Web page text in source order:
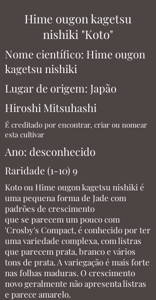
Hime ougon kagetsu
nishiki "Koto"
Nome científico: Hime ougon
kagetsu nishiki
Lugar de origem: Japão
Hiroshi Mitsuhashi
É creditado por encontrar, criar ou nomear
esta cultivar
Ano: desconhecido
Raridade (1-10) 9
Koto ou Hime ougon kagetsu nishiki é
uma pequena forma de Jade com
padrões de crescimento
que se parecem um pouco com
'Crosby's Compact, é conhecido por ter
uma variedade complexa, com listras
que parecem prata, branco e vários
tons de prata. A variegação é mais forte
nas folhas maduras. O crescimento
novo geralmente não apresenta listras
e parece amarelo.